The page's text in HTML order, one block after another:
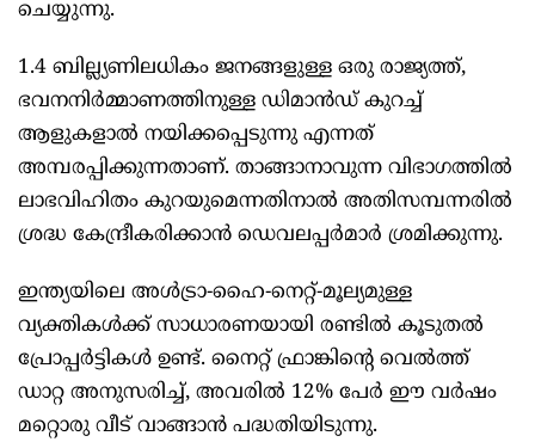
ചെയ്യുന്നു.
1.4 ബില്ല്യണിലധികം ജനങ്ങളുള്ള ഒരു രാജ്യത്ത്,
ഭവനനിര്‍മ്മാണത്തിനുള്ള ഡിമാന്‍ഡ് കുറച്ച്
ആളുകളാല്‍ നയിക്കപ്പെടുന്നു എന്നത്
അമ്പരപ്പിക്കുന്നതാണ്. താങ്ങാനാവുന്ന വിഭാഗത്തില്‍
ലാഭവിഹിതം കുറയുമെന്നതിനാല്‍ അതിസമ്പന്നരില്‍
ശ്രദ്ധ കേന്ദ്രീകരിക്കാന്‍ ഡെവലപ്പര്‍മാര്‍ ശ്രമിക്കുന്നു.
ഇന്ത്യയിലെ അള്‍ട്രാ-ഹൈ-നെറ്റ്-മൂല്യമുള്ള
വ്യക്തികള്‍ക്ക് സാധാരണയായി രണ്ടില്‍ കൂടുതല്‍
പ്രോപ്പര്‍ട്ടികള്‍ ഉണ്ട്. നൈറ്റ് ഫ്രാങ്കിന്റെ വെല്‍ത്ത്
ഡാറ്റ അനുസരിച്ച്, അവരില്‍ 12% പേര്‍ ഈ വര്‍ഷം
മറ്റൊരു വീട് വാങ്ങാന്‍ പദ്ധതിയിടുന്നു.